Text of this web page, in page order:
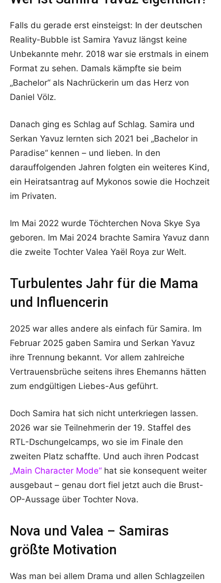
Falls du gerade erst einsteigst: In der deutschen
Reality-Bubble ist Samira Yavuz längst keine
Unbekannte mehr. 2018 war sie erstmals in einem
Format zu sehen. Damals kämpfte sie beim
„Bachelor“ als Nachrückerin um das Herz von
Daniel Völz.
Danach ging es Schlag auf Schlag. Samira und
Serkan Yavuz lernten sich 2021 bei „Bachelor in
Paradise“ kennen – und lieben. In den
darauffolgenden Jahren folgten ein weiteres Kind,
ein Heiratsantrag auf Mykonos sowie die Hochzeit
im Privaten.
Im Mai 2022 wurde Töchterchen Nova Skye Sya
geboren. Im Mai 2024 brachte Samira Yavuz dann
die zweite Tochter Valea Yaël Roya zur Welt.
Turbulentes Jahr für die Mama
und Influencerin
2025 war alles andere als einfach für Samira. Im
Februar 2025 gaben Samira und Serkan Yavuz
ihre Trennung bekannt. Vor allem zahlreiche
Vertrauensbrüche seitens ihres Ehemanns hätten
zum endgültigen Liebes-Aus geführt.
Doch Samira hat sich nicht unterkriegen lassen.
2026 war sie Teilnehmerin der 19. Staffel des
RTL-Dschungelcamps, wo sie im Finale den
zweiten Platz schaffte. Und auch ihren Podcast
„Main Character Mode“ hat sie konsequent weiter
ausgebaut – genau dort fiel jetzt auch die Brust-
OP-Aussage über Tochter Nova.
Nova und Valea – Samiras
größte Motivation
Was man bei allem Drama und allen Schlagzeilen